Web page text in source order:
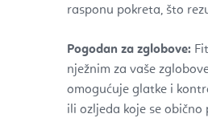
rasponu pokreta, što
Pogodan za zglobove:
nježnim za vaše
omogućuje glatke i
ili ozljeda koje se obično